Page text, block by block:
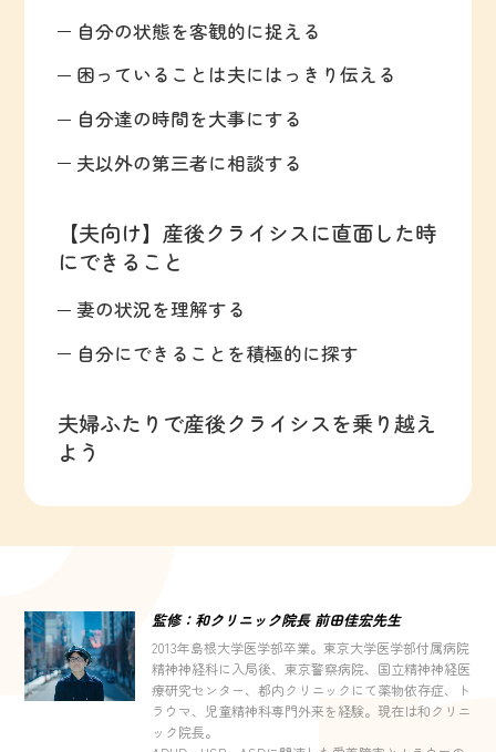
自分の状態を客観的に捉える
困っていることは夫にはっきり伝える
自分達の時間を大事にする
夫以外の第三者に相談する
【夫向け】産後クライシスに直面した時
にできること
妻の状況を理解する
自分にできることを積極的に探す
夫婦ふたりで産後クライシスを乗り越え
よう
監修：和クリニック院長 前田佳宏先生
2013年島根大学医学部卒業。東京大学医学部付属病院
精神神経科に入局後、東京警察病院、国立精神神経医
療研究センター、都内クリニックにて薬物依存症、ト
ラウマ、児童精神科専門外来を経験。現在は和クリニ
ック院長。